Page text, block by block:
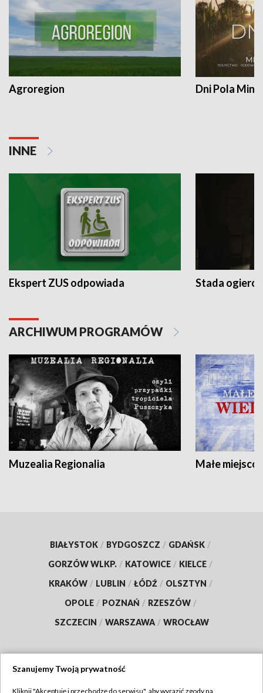
Agroregion Dni Pola
INNE
Ekspert ZUS odpowiada Stada
ARCHIWUM PROGRAMÓW
Muzealia Regionalia Małe
BIAŁYSTOK / BYDGOSZCZ / GDAŃSK /
GORZÓW WLKP. / KATOWICE / KIELCE /
KRAKÓW / LUBLIN / ŁÓDŹ / OLSZTYN /
OPOLE / POZNAŃ / RZESZÓW /
SZCZECIN / WARSZAWA / WROCŁAW
Szanujemy Twoją prywatność
Kliknij "Akceptuję i przechodzę do serwisu", aby wyrazić zgody na